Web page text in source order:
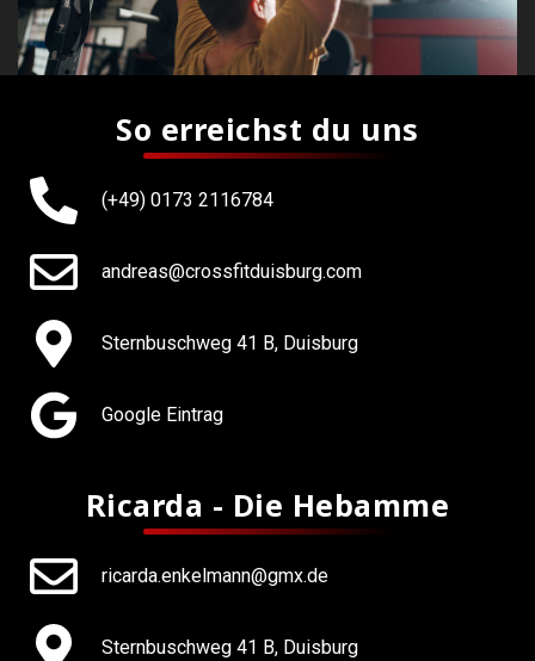
So erreichst du uns
(+49) 0173 2116784
andreas@crossfitduisburg.com
Sternbuschweg 41 B, Duisburg
Google Eintrag
Ricarda - Die Hebamme
ricarda.enkelmann@gmx.de
Sternbuschweg 41 B, Duisburg